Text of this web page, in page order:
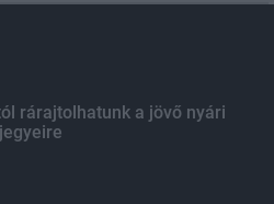
rárajtolhatunk a jövő nyári